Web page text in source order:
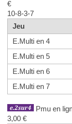
€
10-8-3-7
Jeu
E.Multi en 4
E.Multi en 5
E.Multi en 6
E.Multi en 7
Pmu en
3,00 €